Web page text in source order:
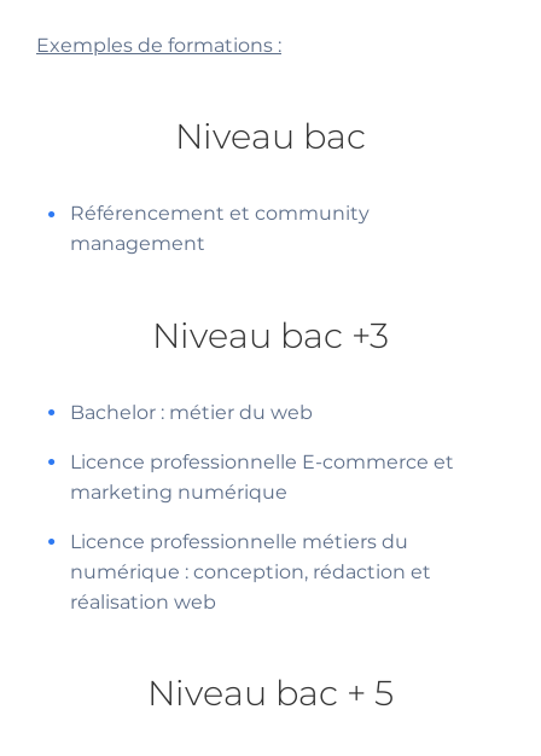
Exemples de formations :
Niveau bac
Référencement et community
management
Niveau bac +3
Bachelor : métier du web
Licence professionnelle E-commerce et
marketing numérique
Licence professionnelle métiers du
numérique : conception, rédaction et
réalisation web
Niveau bac + 5